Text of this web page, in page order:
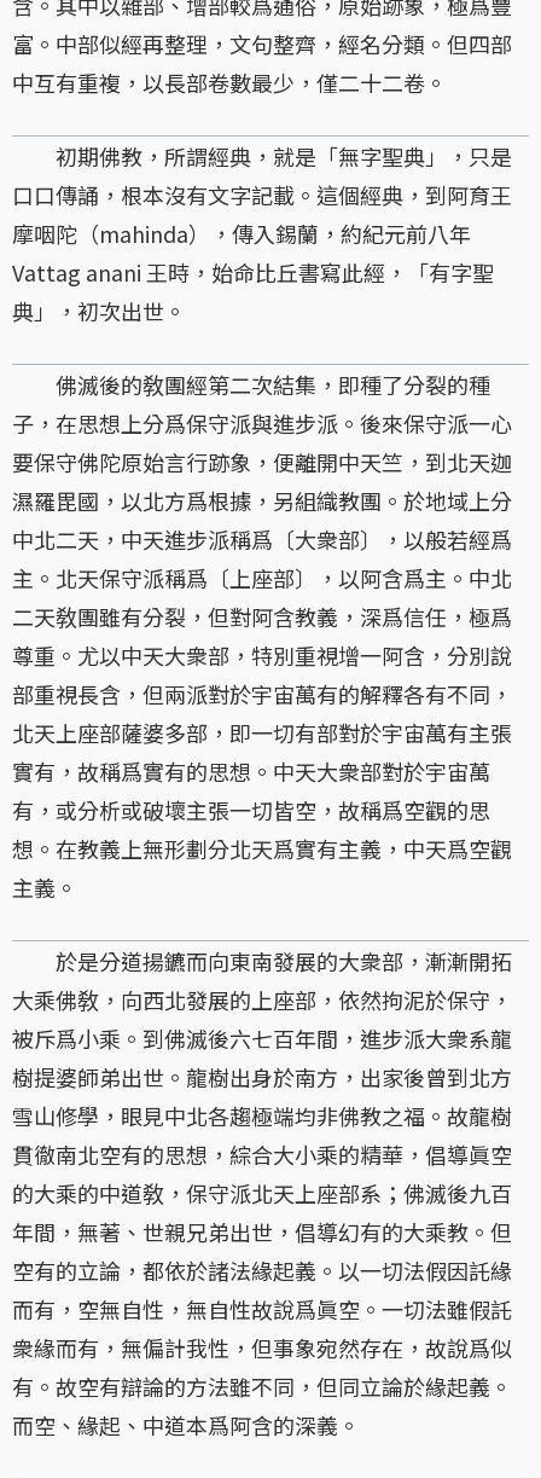
富。中部似經再整理，文句整齊，經名分類。但四部
中互有重複，以長部卷數最少，僅二十二卷。
初期佛教，所謂經典，就是「無字聖典」，只是
口口傳誦，根本沒有文字記載。這個經典，到阿育王
摩咽陀（mahinda），傳入錫蘭，約紀元前八年
Vattag anani 王時，始命比丘書寫此經，「有字聖
典」，初次出世。
佛滅後的敎團經第二次結集，即種了分裂的種
子，在思想上分爲保守派與進步派。後來保守派一心
要保守佛陀原始言行跡象，便離開中天竺，到北天迦
濕羅毘國，以北方爲根據，另組織教團。於地域上分
中北二天，中天進步派稱爲〔大衆部〕，以般若經爲
主。北天保守派稱爲〔上座部〕，以阿含爲主。中北
二天敎團雖有分裂，但對阿含教義，深爲信任，極爲
尊重。尤以中天大衆部，特別重視增一阿含，分別說
部重視長含，但兩派對於宇宙萬有的解釋各有不同，
北天上座部薩婆多部，即一切有部對於宇宙萬有主張
實有，故稱爲實有的思想。中天大衆部對於宇宙萬
有，或分析或破壞主張一切皆空，故稱爲空觀的思
想。在教義上無形劃分北天爲實有主義，中天爲空觀
主義。
於是分道揚鑣而向東南發展的大衆部，漸漸開拓
大乘佛敎，向西北發展的上座部，依然拘泥於保守，
被斥爲小乘。到佛滅後六七百年間，進步派大衆系龍
樹提婆師弟出世。龍樹出身於南方，出家後曾到北方
雪山修學，眼見中北各趨極端均非佛教之福。故龍樹
貫徹南北空有的思想，綜合大小乘的精華，倡導眞空
的大乘的中道敎，保守派北天上座部系；佛滅後九百
年間，無著、世親兄弟出世，倡導幻有的大乘教。但
空有的立論，都依於諸法緣起義。以一切法假因託緣
而有，空無自性，無自性故說爲眞空。一切法雖假託
衆緣而有，無偏計我性，但事象宛然存在，故說爲似
有。故空有辯論的方法雖不同，但同立論於緣起義。
而空、緣起、中道本爲阿含的深義。